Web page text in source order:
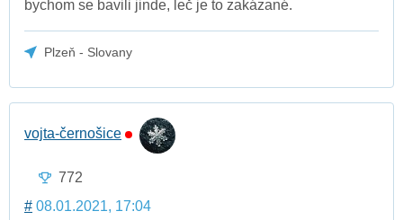
bychom se bavili jinde, leč je to zakázané.
Plzeň - Slovany
vojta-černošice
772
# 08.01.2021, 17:04